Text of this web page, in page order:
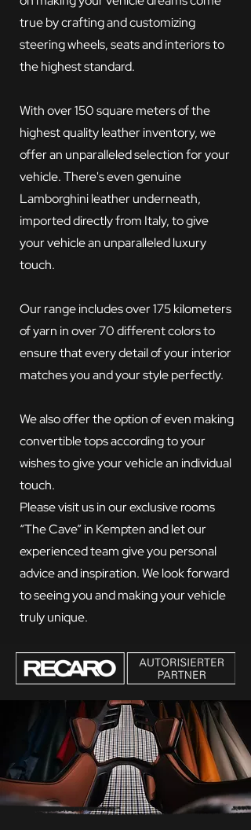
true by crafting and customizing
steering wheels, seats and interiors to
the highest standard.
With over 150 square meters of the
highest quality leather inventory, we
offer an unparalleled selection for your
vehicle. There's even genuine
Lamborghini leather underneath,
imported directly from Italy, to give
your vehicle an unparalleled luxury
touch.
Our range includes over 175 kilometers
of yarn in over 70 different colors to
ensure that every detail of your interior
matches you and your style perfectly.
We also offer the option of even making
convertible tops according to your
wishes to give your vehicle an individual
touch.
Please visit us in our exclusive rooms
“The Cave” in Kempten and let our
experienced team give you personal
advice and inspiration. We look forward
to seeing you and making your vehicle
truly unique.